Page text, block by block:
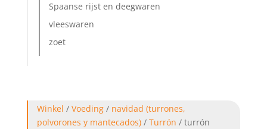
Winkel / Voeding/ navidad (turrones,
polvorones y mantecados)/ Turrón / turrón
Spaanse rijst en deegwaren
vleeswaren
zoet